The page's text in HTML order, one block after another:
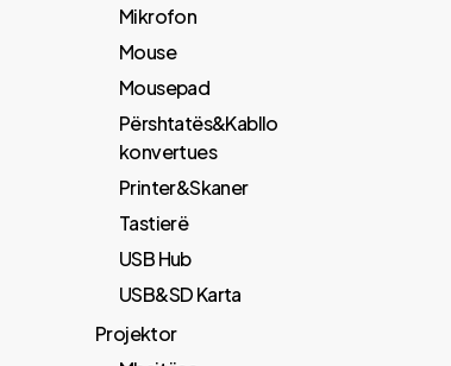
Mikrofon
Mouse
Mousepad
Përshtatës&Kabllo
konvertues
Printer&Skaner
Tastierë
USB Hub
USB&SD Karta
Projektor